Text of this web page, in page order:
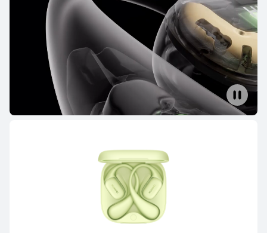
HUAWEI FreeBuds 4
Mehr erfahren
HUAWEI FreeBuds SE 3
Mehr erfahren